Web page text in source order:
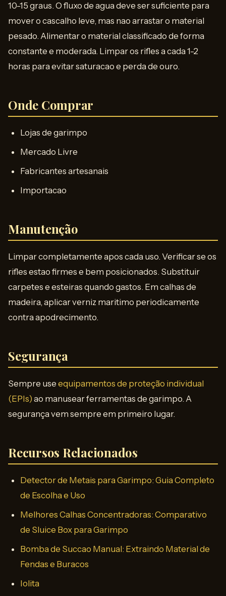
10-15 graus. O fluxo de agua deve ser suficiente para
mover o cascalho leve, mas nao arrastar o material
pesado. Alimentar o material classificado de forma
constante e moderada. Limpar os rifles a cada 1-2
horas para evitar saturacao e perda de ouro.
Onde Comprar
Lojas de garimpo
Mercado Livre
Fabricantes artesanais
Importacao
Manutenção
Limpar completamente apos cada uso. Verificar se os
rifles estao firmes e bem posicionados. Substituir
carpetes e esteiras quando gastos. Em calhas de
madeira, aplicar verniz maritimo periodicamente
contra apodrecimento.
Segurança
Sempre use equipamentos de proteção individual
(EPIs) ao manusear ferramentas de garimpo. A
segurança vem sempre em primeiro lugar.
Recursos Relacionados
Detector de Metais para Garimpo: Guia Completo
de Escolha e Uso
Melhores Calhas Concentradoras: Comparativo
de Sluice Box para Garimpo
Bomba de Succao Manual: Extraindo Material de
Fendas e Buracos
Iolita